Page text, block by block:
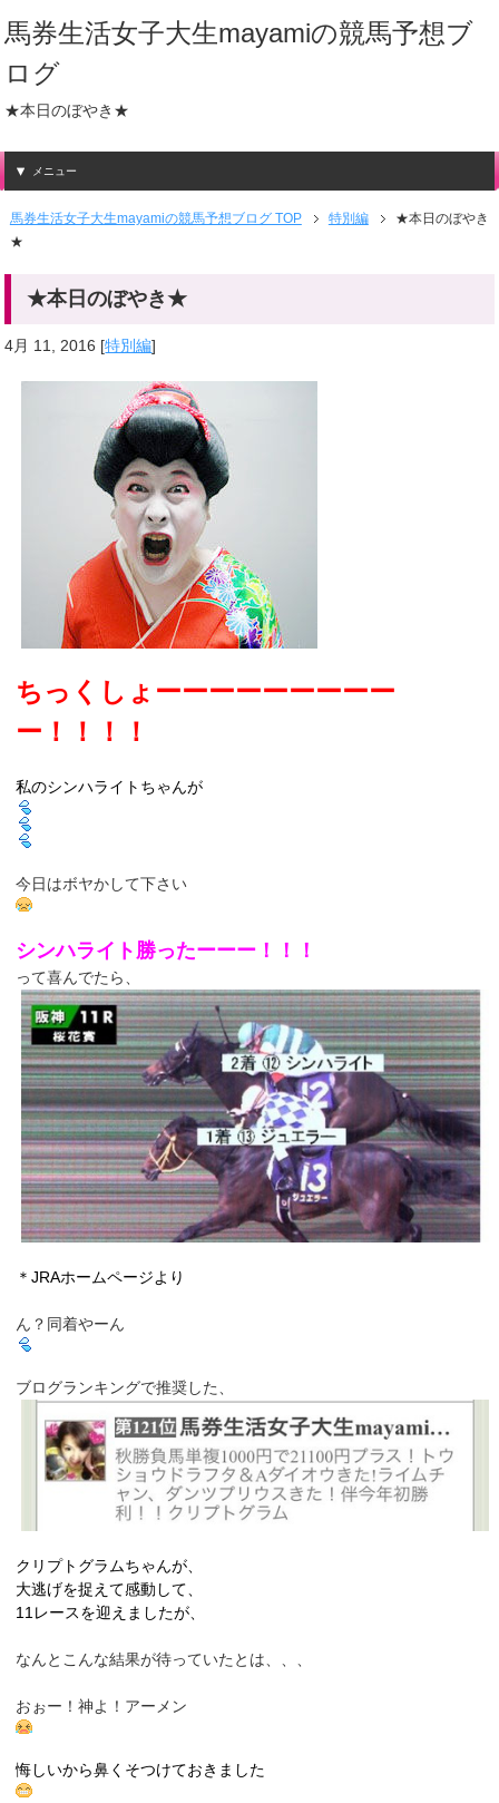
馬券生活女子大生mayamiの競馬予想ブ
ログ
★本日のぼやき★
メニュー
馬券生活女子大生mayamiの競馬予想ブログ TOP 特別編
★本日のぼやき
★
★本日のぼやき★
4月 11, 2016 [特別編]
ちっくしょーーーーーーーーー
ー！！！！
私のシンハライトちゃんが
今日はボヤかして下さい
シンハライト勝ったーーー！！！
って喜んでたら、
＊JRAホームページより
ん？同着やーん
ブログランキングで推奨した、
クリプトグラムちゃんが、
大逃げを捉えて感動して、
11レースを迎えましたが、
なんとこんな結果が待っていたとは、、、
おぉー！神よ！アーメン
悔しいから鼻くそつけておきました